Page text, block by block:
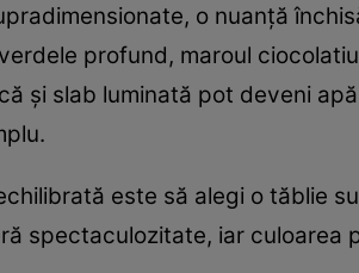
o nuanță
profund, maroul
și slab luminată pot deveni
este să alegi o tăblie
spectaculozitate, iar culoarea